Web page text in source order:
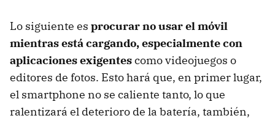
Lo siguiente es procurar no usar el móvil
mientras está cargando, especialmente con
aplicaciones exigentescomo videojuegos o
editores de fotos. Esto hará que, en primer lugar,
el smartphone no se caliente tanto, lo que
ralentizará el deterioro de la batería, también,